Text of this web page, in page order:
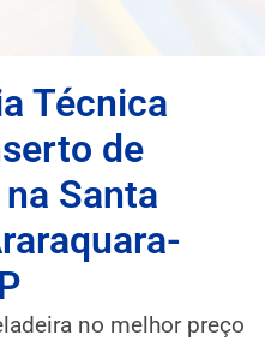
Técnica
de
Santa
no melhor preço